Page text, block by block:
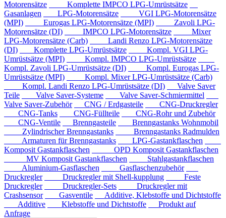
Motorensätze
Komplette IMPCO LPG-Umrüstsätze
Gasanlagen
LPG-Motorensätze
VGI LPG-Motorensätze
(MPI)
Eurogas LPG-Motorensätze (MPI)
Zavoli LPG-
Motorensätze (DI)
IMPCO LPG-Motorensätze
Mixer
LPG-Motorensätze (Carb)
Landi Renzo LPG-Motorensätze
(DI)
Komplette LPG-Umrüstsätze
Kompl. VGI LPG-
Umrüstsätze (MPI)
Kompl. IMPCO LPG-Umrüstsätze
Kompl. Zavoli LPG-Umrüstsätze (DI)
Kompl. Eurogas LPG-
Umrüstsätze (MPI)
Kompl. Mixer LPG-Umrüstsätze (Carb)
Kompl. Landi Renzo LPG-Umrüstsätze (DI)
Valve Saver
Teile
Valve Saver-Systeme
Valve Saver-Schmiermittel
Valve Saver-Zubehör
CNG / Erdgasteile
CNG-Druckregler
CNG-Tanks
CNG-Füllteile
CNG-Rohr und Zubehör
CNG-Ventile
Brenngasteile
Brenngastanks Wohnmobil
Zylindrischer Brenngastanks
Brenngastanks Radmulden
Armaturen für Brenngastanks
LPG-Gastankflaschen
Komposit Gastankflaschen
OPD Komposit Gastankflaschen
MV Komposit Gastankflaschen
Stahlgastankflaschen
Aluminium-Gasflaschen
Gasflaschenzubehör
Druckregler
Druckregler mit Shell-kupplung
Feste
Druckregler
Druckregler-Sets
Druckregler mit
Crashsensor
Gasventile
Additive, Klebstoffe und Dichtstoffe
Additive
Klebstoffe und Dichtstoffe
Produkt auf
Anfrage